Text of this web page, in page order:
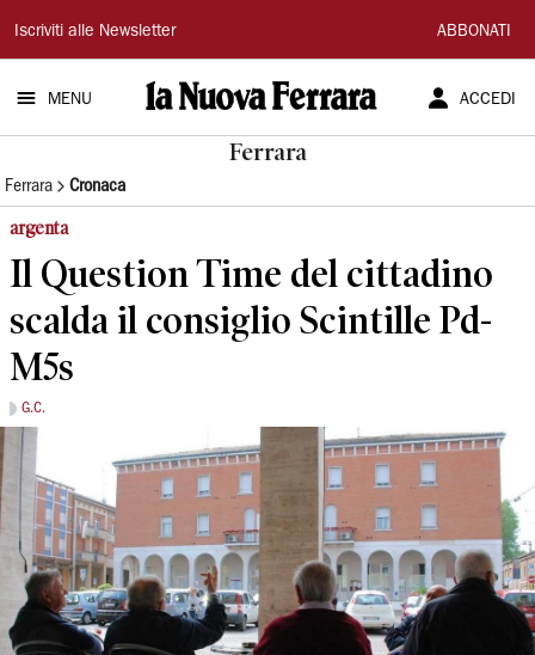
La
Nuova
Ferrara
Iscriviti alle Newsletter ABBONATI
MENU ACCEDI
Ferrara
Ferrara Cronaca
argenta
Il Question Time del cittadino
scalda il consiglio Scintille Pd-
M5s
G.C.